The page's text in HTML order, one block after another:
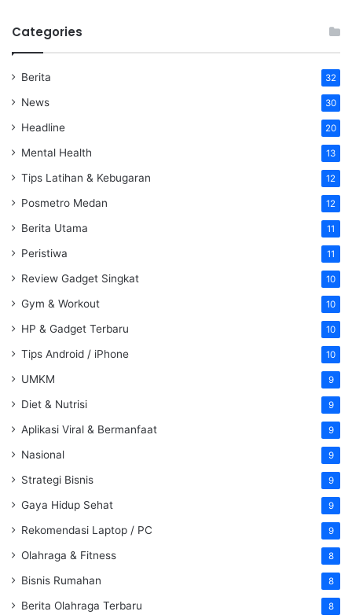
Categories
Berita 32
News 30
Headline 20
Mental Health 13
Tips Latihan & Kebugaran 12
Posmetro Medan 12
Berita Utama 11
Peristiwa 11
Review Gadget Singkat 10
Gym & Workout 10
HP & Gadget Terbaru 10
Tips Android / iPhone 10
UMKM 9
Diet & Nutrisi 9
Aplikasi Viral & Bermanfaat 9
Nasional 9
Strategi Bisnis 9
Gaya Hidup Sehat 9
Rekomendasi Laptop / PC 9
Olahraga & Fitness 8
Bisnis Rumahan 8
Berita Olahraga Terbaru 8